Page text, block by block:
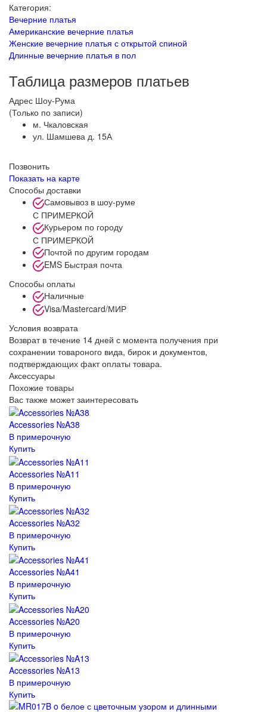
Категория:
Вечерние платья
Американские вечерние платья
Женские вечерние платья с открытой спиной
Длинные вечерние платья в пол
Таблица размеров платьев
Адрес Шоу-Рума
(Только по записи)
м. Чкаловская
ул. Шамшева д. 15А
Позвонить
Показать на карте
Способы доставки
Самовывоз в шоу-руме
С ПРИМЕРКОЙ
Курьером по городу
С ПРИМЕРКОЙ
Почтой по другим городам
EMS Быстрая почта
Способы оплаты
Наличные
Visa/Mastercard/МИР
Условия возврата
Возврат в течение 14 дней с момента получения при
сохранении товароного вида, бирок и документов,
подтверждающих факт оплаты товара.
Аксессуары
Похожие товары
Вас также может заинтересовать
Accessories №A38
В примерочную
Купить
Accessories №A11
В примерочную
Купить
Accessories №A32
В примерочную
Купить
Accessories №A41
В примерочную
Купить
Accessories №A20
В примерочную
Купить
Accessories №A13
В примерочную
Купить